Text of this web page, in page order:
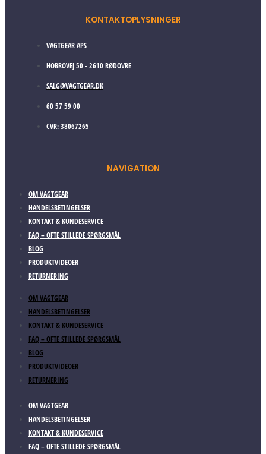
KONTAKTOPLYSNINGER
VAGTGEAR APS
HOBROVEJ 50 - 2610 RØDOVRE
SALG@VAGTGEAR.DK
60 57 59 00
CVR: 38067265
NAVIGATION
OM VAGTGEAR
HANDELSBETINGELSER
KONTAKT & KUNDESERVICE
FAQ – OFTE STILLEDE SPØRGSMÅL
BLOG
PRODUKTVIDEOER
RETURNERING
OM VAGTGEAR
HANDELSBETINGELSER
KONTAKT & KUNDESERVICE
FAQ – OFTE STILLEDE SPØRGSMÅL
BLOG
PRODUKTVIDEOER
RETURNERING
OM VAGTGEAR
HANDELSBETINGELSER
KONTAKT & KUNDESERVICE
FAQ – OFTE STILLEDE SPØRGSMÅL